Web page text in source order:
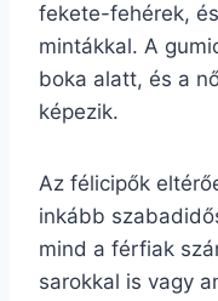
fekete-fehérek,
mintákkal. A
boka alatt, és a
képezik.
Az félicipők
inkább
mind a férfiak
sarokkal is vagy